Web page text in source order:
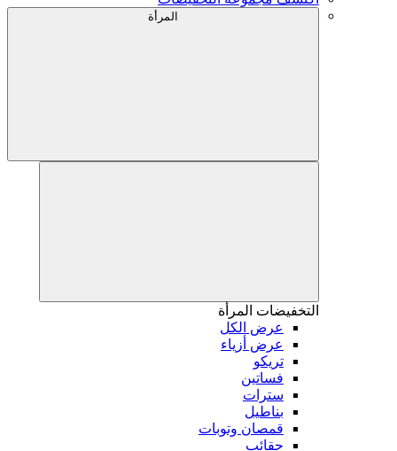
المرأة
التخفيضات المرأة
عرض الكل
عرض أزياء
تريكو
فساتين
سترات
بناطيل
قمصان وتوبات
حقائب